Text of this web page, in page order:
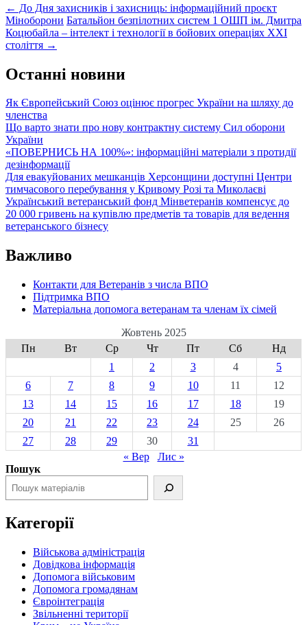
Post
navigation
← До Дня захисників і захисниць: інформаційний проєкт
Міноборони Батальйон безпілотних систем 1 ОШП ім. Дмитра
Коцюбайла – інтелект і технології в бойових операціях XXI
століття →
Останні новини
Як Європейський Союз оцінює прогрес України на шляху до
членства
Що варто знати про нову контрактну систему Сил оборони
України
«ПОВЕРНИСЬ НА 100%»: інформаційні матеріали з протидії
дезінформації
Для евакуйованих мешканців Херсонщини доступні Центри
тимчасового перебування у Кривому Розі та Миколаєві
Український ветеранський фонд Мінветеранів компенсує до
20 000 гривень на купівлю предметів та товарів для ведення
ветеранського бізнесу
Важливо
Контакти для Ветеранів з числа ВПО
Підтримка ВПО
Матеріальна допомога ветеранам та членам їх сімей
Жовтень 2025
Пн
Вт Ср Чт Пт Сб
Нд
1
2 3 4
5
6
7 8 9 10 11
12
13
14 15 16 17 18
19
20
21 22 23 24 25
26
27
28 29 30
31
« Вер
Лис »
Пошук
Категорії
Військова адміністрація
Довідкова інформація
Допомога військовим
Допомога громадянам
Євроінтеграція
Звільненні території